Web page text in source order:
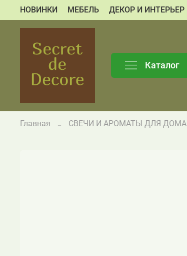
НОВИНКИ МЕБЕЛЬ ДЕКОР И ИНТЕРЬЕР
Каталог
Главная СВЕЧИ И АРОМАТЫ ДЛЯ ДОМА